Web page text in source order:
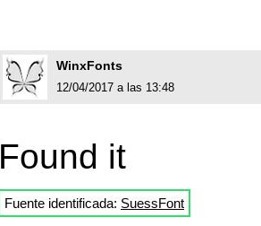
WinxFonts
12/04/2017 a las 13:48
Found it
Fuente identificada: SuessFont